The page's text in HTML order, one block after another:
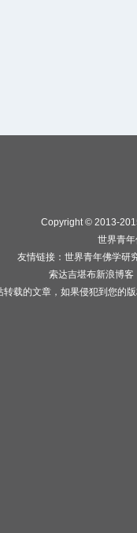
Copyright © 2013-
世界青
友情链接： 世界青年佛学研
索达吉堪布新浪博客
转载的文章，如果侵犯到您的